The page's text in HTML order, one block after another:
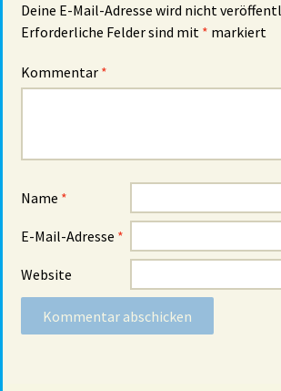
Deine E-Mail-Adresse wird nicht
Erforderliche Felder sind mit * markiert
Kommentar *
Name *
E-Mail-Adresse *
Website